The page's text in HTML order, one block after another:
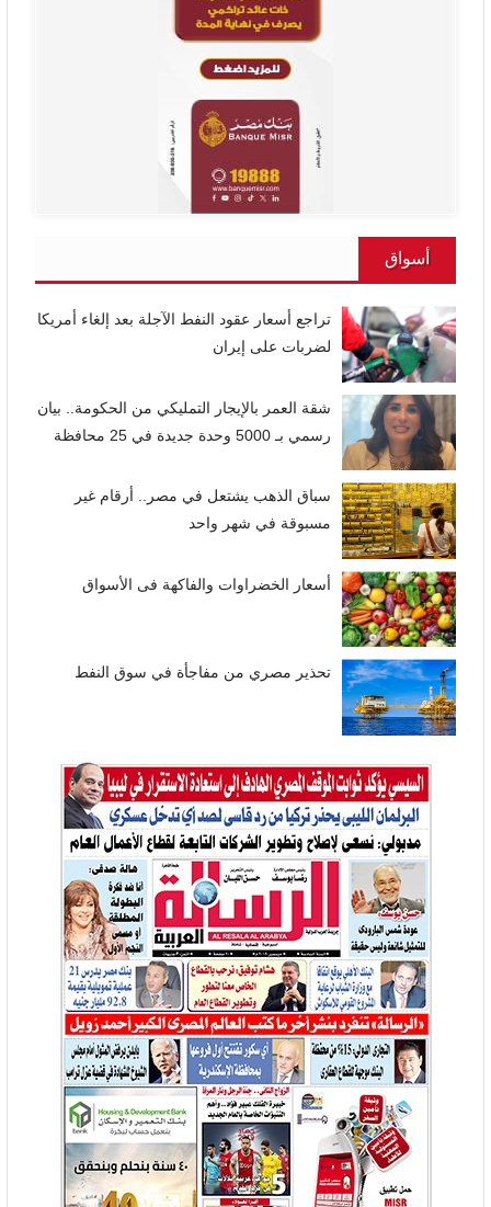
أسواق
تراجع أسعار عقود النفط الآجلة بعد إلغاء أمريكا
لضربات على إيران
شقة العمر بالإيجار التمليكي من الحكومة.. بيان
رسمي بـ 5000 وحدة جديدة في 25 محافظة
سباق الذهب يشتعل في مصر.. أرقام غير
مسبوقة في شهر واحد
أسعار الخضراوات والفاكهة فى الأسواق
تحذير مصري من مفاجأة في سوق النفط